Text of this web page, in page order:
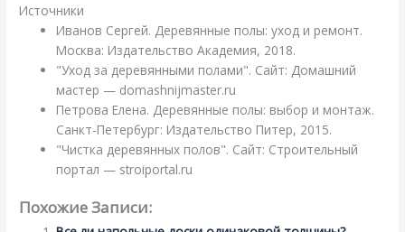
Источники
Иванов Сергей. Деревянные полы: уход и ремонт.
Москва: Издательство Академия, 2018.
"Уход за деревянными полами". Сайт: Домашний
мастер — domashnijmaster.ru
Петрова Елена. Деревянные полы: выбор и монтаж.
Санкт-Петербург: Издательство Питер, 2015.
"Чистка деревянных полов". Сайт: Строительный
портал — stroiportal.ru
Похожие Записи: